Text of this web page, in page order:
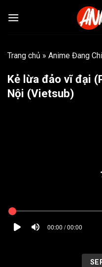
qua
Trang chủ » Anime Đang
Kẻ lừa đảo vĩ đại
Nội (Vietsub)
00:00 / 00:00